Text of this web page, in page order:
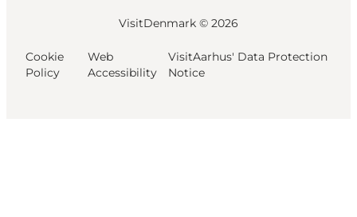
VisitDenmark © 2026
Cookie
Policy
Web
Accessibility
VisitAarhus' Data Protection
Notice